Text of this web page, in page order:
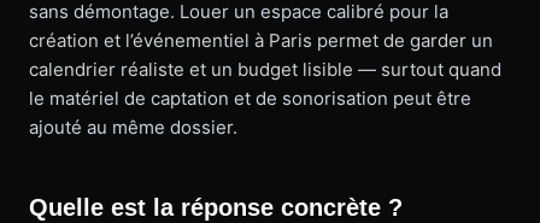
sans démontage. Louer un espace calibré pour la
création et l’événementiel à Paris permet de garder un
calendrier réaliste et un budget lisible — surtout quand
le matériel de captation et de sonorisation peut être
ajouté au même dossier.
Quelle est la réponse concrète ?